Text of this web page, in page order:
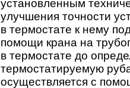
установленным
улучшения точности
в термостате к нему
помощи крана на
в термостате до
термостатируемую
осуществляется с